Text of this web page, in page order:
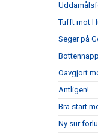
Tufft mot
Seger på
Oavgjort
Äntligen!
Bra start
Ny sur